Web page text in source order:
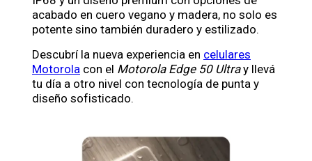
acabado en cuero vegano y madera, no solo es
potente sino también duradero y estilizado.
Descubrí la nueva experiencia en celulares
Motorola con el Motorola Edge 50 Ultray llevá
tu día a otro nivel con tecnología de punta y
diseño sofisticado.